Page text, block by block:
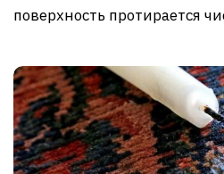
поверхность протирается